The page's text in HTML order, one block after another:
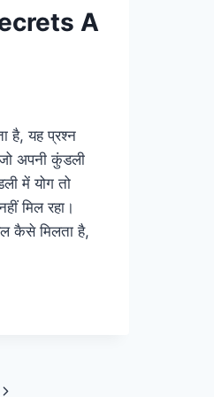
A
है, यह प्रश्न
अपनी कुंडली
में योग तो
मिल रहा।
कैसे मिलता है,
Next